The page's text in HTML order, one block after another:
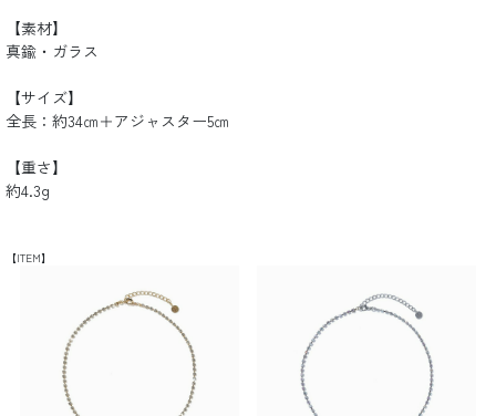
【素材】
真鍮・ガラス
【サイズ】
全長：約34㎝＋アジャスター5㎝
【重さ】
約4.3g
【ITEM】